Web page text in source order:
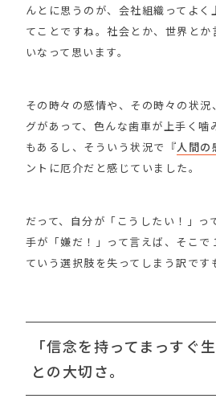
んとに思うのが、会社組織ってよく
てことですね。社会とか、世界と
いなって思います。
その時々の感情や、その時々の状況
グがあって、色んな歯車が上手く噛
もあるし、そういう状況で『人間の
ントに厄介だと感じていました。
だって、自分が「こうしたい！」っ
手が「嫌だ！」って言えば、そこで
ていう選択肢を失ってしまう訳です
「信念を持ってまっすぐ
との大切さ。